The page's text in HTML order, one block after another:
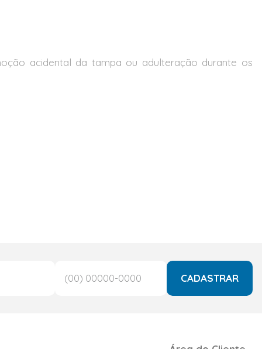
acidental da tampa ou adulteração durante os
CADASTRAR